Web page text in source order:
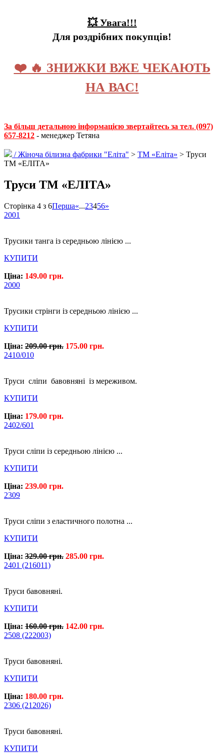
💥 Увага!!!
Для роздрібних покупців!
❤️ 🔥 ЗНИЖКИ ВЖЕ ЧЕКАЮТЬ
НА ВАС!
За більш детальною інформацією звертайтесь за тел. (097)
657-8212 - менеджер Тетяна
/Жіноча білизна фабрики "Еліта" > ТМ «Еліта» > Труси
ТМ «ЕЛІТА»
Труси ТМ «ЕЛІТА»
Сторінка 4 з 6Перша«...23456»
2001
Трусики танга із середньою лінією ...
КУПИТИ
Ціна: 149.00 грн.
2000
Трусики стрінги із середньою лінією ...
КУПИТИ
Ціна: 209.00 грн. 175.00 грн.
2410/010
Труси сліпи бавовняні із мереживом.
КУПИТИ
Ціна: 179.00 грн.
2402/601
Труси сліпи із середньою лінією ...
КУПИТИ
Ціна: 239.00 грн.
2309
Труси сліпи з еластичного полотна ...
КУПИТИ
Ціна: 329.00 грн. 285.00 грн.
2401 (216011)
Труси бавовняні.
КУПИТИ
Ціна: 160.00 грн. 142.00 грн.
2508 (222003)
Труси бавовняні.
КУПИТИ
Ціна: 180.00 грн.
2306 (212026)
Труси бавовняні.
КУПИТИ